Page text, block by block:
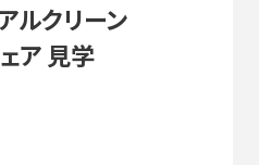
ルクリーン
ア 見学